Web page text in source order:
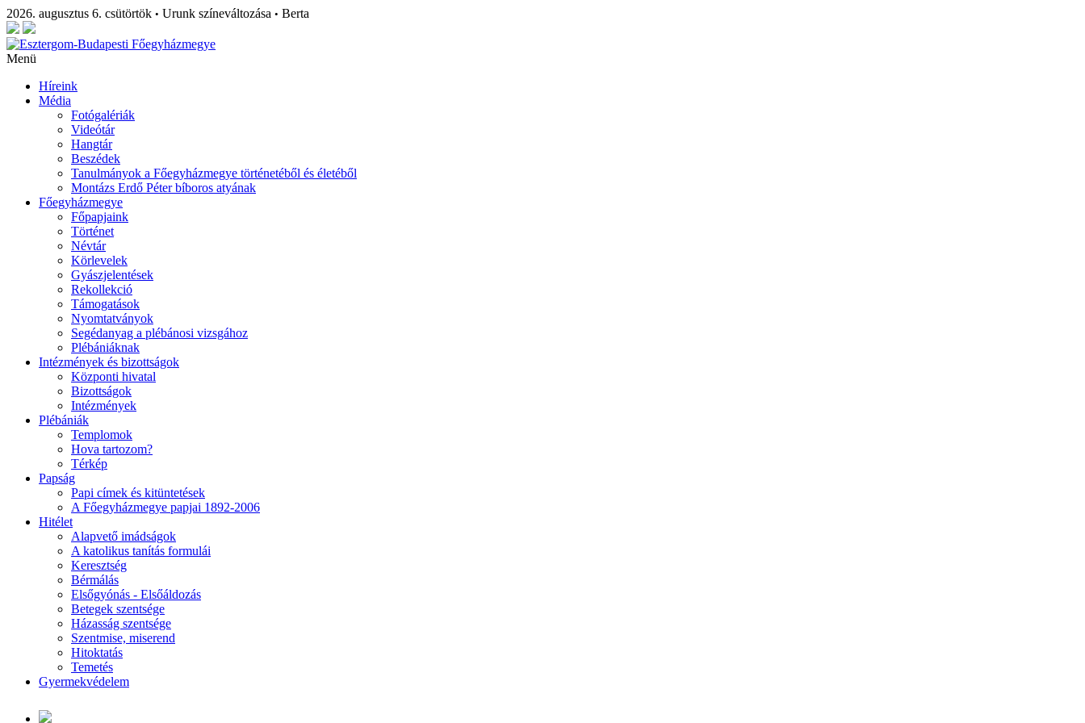
2026. augusztus 6. csütörtök • Urunk színeváltozása • Berta
Menü
Híreink
Média
Fotógalériák
Videótár
Hangtár
Beszédek
Tanulmányok a Főegyházmegye történetéből és életéből
Montázs Erdő Péter bíboros atyának
Főegyházmegye
Főpapjaink
Történet
Névtár
Körlevelek
Gyászjelentések
Rekollekció
Támogatások
Nyomtatványok
Segédanyag a plébánosi vizsgához
Plébániáknak
Intézmények és bizottságok
Központi hivatal
Bizottságok
Intézmények
Plébániák
Templomok
Hova tartozom?
Térkép
Papság
Papi címek és kitüntetések
A Főegyházmegye papjai 1892-2006
Hitélet
Alapvető imádságok
A katolikus tanítás formulái
Keresztség
Bérmálás
Elsőgyónás - Elsőáldozás
Betegek szentsége
Házasság szentsége
Szentmise, miserend
Hitoktatás
Temetés
Gyermekvédelem